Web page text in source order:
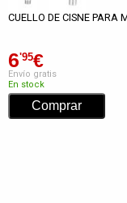
CUELLO DE CISNE PARA
6'95€
Envío gratis
En stock